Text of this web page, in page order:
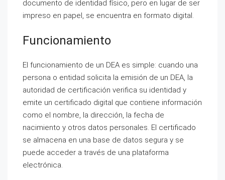
documento de identidad físico, pero en lugar de ser
impreso en papel, se encuentra en formato digital.
Funcionamiento
El funcionamiento de un DEA es simple: cuando una
persona o entidad solicita la emisión de un DEA, la
autoridad de certificación verifica su identidad y
emite un certificado digital que contiene información
como el nombre, la dirección, la fecha de
nacimiento y otros datos personales. El certificado
se almacena en una base de datos segura y se
puede acceder a través de una plataforma
electrónica.